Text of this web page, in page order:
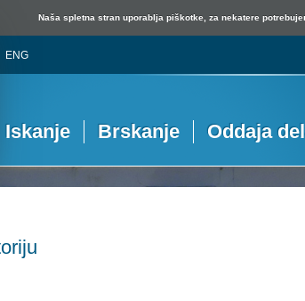
Naša spletna stran uporablja piškotke, za nekatere
ENG
Iskanje Brskanje Oddaja